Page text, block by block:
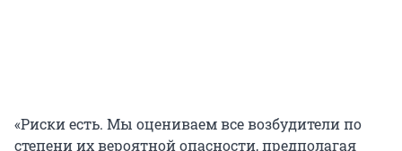
«Риски есть. Мы оцениваем все возбудители по
степени их вероятной опасности, предполагая